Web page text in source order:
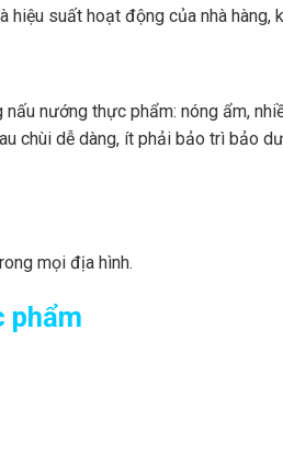
suất hoạt động của nhà hàng,
nướng thực phẩm: nóng ẩm,
chùi dễ dàng, ít phải bảo trì bảo
mọi địa hình.
phẩm